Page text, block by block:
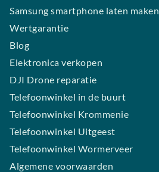
Samsung smartphone laten maken
Wertgarantie
Blog
Elektronica verkopen
DJI Drone reparatie
Telefoonwinkel in de buurt
Telefoonwinkel Krommenie
Telefoonwinkel Uitgeest
Telefoonwinkel Wormerveer
Algemene voorwaarden